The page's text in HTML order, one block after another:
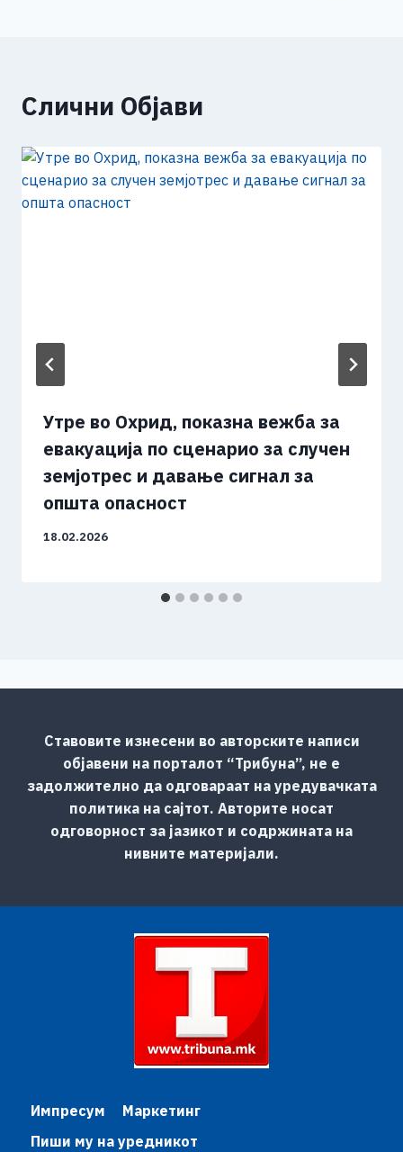
Слични Објави
Утре во Охрид, показна вежба за
евакуација по сценарио за случен
земјотрес и давање сигнал за
општа опасност
18.02.2026
Ставовите изнесени во авторските написи
објавени на порталот “Трибуна”, не е
задолжително да одговараат на уредувачката
политика на сајтот. Авторите носат
одговорност за јазикот и содржината на
нивните материјали.
Импресум
Маркетинг
Пиши му на уредникот